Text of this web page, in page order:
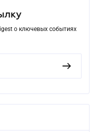
о ключевых событиях